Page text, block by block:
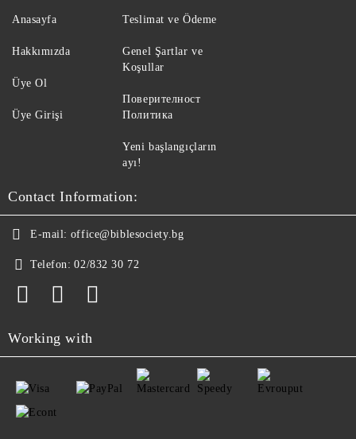
Anasayfa
Hakkımızda
Üye Ol
Üye Girişi
Teslimat ve Ödeme
Genel Şartlar ve
Koşullar
Поверителност
Политика
Yeni başlangıçların
ayı!
Contact Information:
E-mail: office@biblesociety.bg
Telefon: 02/832 30 72
Working with